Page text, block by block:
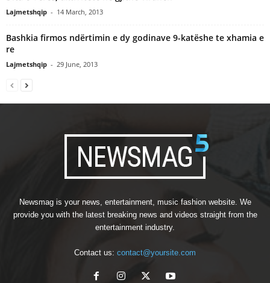
Lajmetshqip - 14 March, 2013
Bashkia firmos ndërtimin e dy godinave 9-katëshe te xhamia e
re
Lajmetshqip - 29 June, 2013
Newsmag is your news, entertainment, music fashion website. We
provide you with the latest breaking news and videos straight from the
entertainment industry.
Contact us: contact@yoursite.com